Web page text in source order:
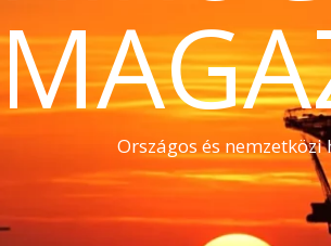
Országos és nemzetközi